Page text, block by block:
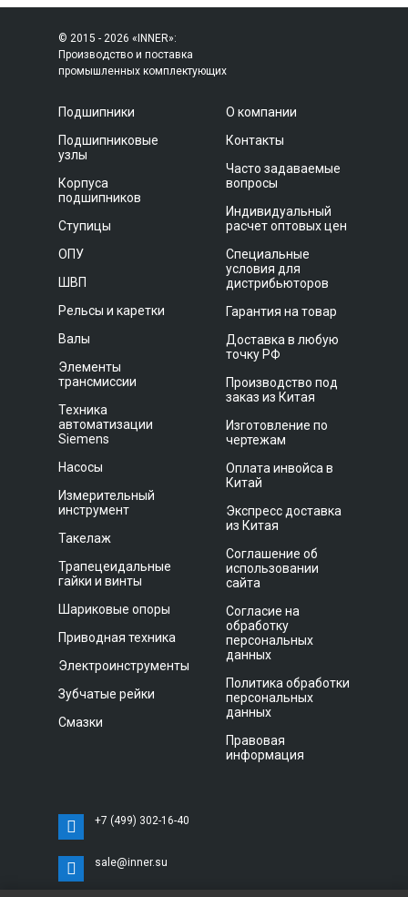
© 2015 - 2026 «INNER»:
Производство и поставка
промышленных комплектующих
Подшипники
Подшипниковые
узлы
Корпуса
подшипников
Ступицы
ОПУ
ШВП
Рельсы и каретки
Валы
Элементы
трансмиссии
Техника
автоматизации
Siemens
Насосы
Измерительный
инструмент
Такелаж
Трапецеидальные
гайки и винты
Шариковые опоры
Приводная техника
Электроинструменты
Зубчатые рейки
Смазки
О компании
Контакты
Часто задаваемые
вопросы
Индивидуальный
расчет оптовых цен
Специальные
условия для
дистрибьюторов
Гарантия на товар
Доставка в любую
точку РФ
Производство под
заказ из Китая
Изготовление по
чертежам
Оплата инвойса в
Китай
Экспресс доставка
из Китая
Соглашение об
использовании
сайта
Согласие на
обработку
персональных
данных
Политика обработки
персональных
данных
Правовая
информация
+7 (499) 302-16-40
sale@inner.su